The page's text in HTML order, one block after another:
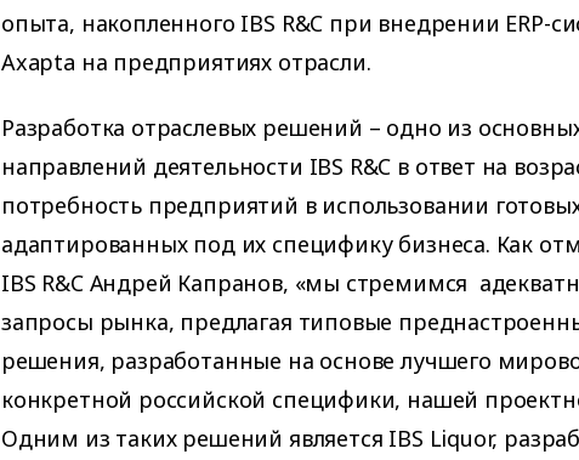
опыта, накопленного IBS R&C при внедрении ERP-
Axapta на предприятиях отрасли.
Разработка отраслевых решений – одно из
направлений деятельности IBS R&C в ответ на
потребность предприятий в использовании
адаптированных под их специфику бизнеса. Как
IBS R&C Андрей Капранов, «мы стремимся
запросы рынка, предлагая типовые
решения, разработанные на основе лучшего
конкретной российской специфики, нашей
Одним из таких решений является IBS Liquor,